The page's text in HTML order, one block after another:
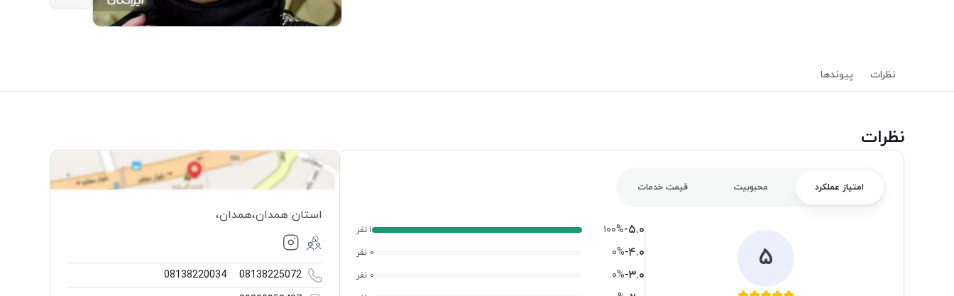
نظرات پیوند‌ها
‌نظرات
امتیاز عملکرد محبوبیت قیمت خدمات
۵
۵.۰-۱۰۰% ۱ نفر
۴.۰-۰% ۰ نفر
۳.۰-۰% ۰ نفر
استان همدان،همدان،
08138225072
08138220034